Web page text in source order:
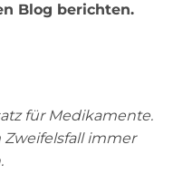
Blog berichten.
für Medikamente.
Zweifelsfall immer